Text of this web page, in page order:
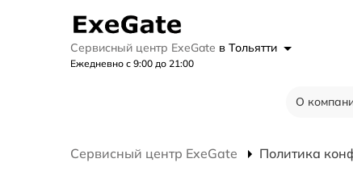
Сервисный центр ExeGate в Тольятти
Ежедневно с 9:00 до 21:00
О
Сервисный центр ExeGate Политика